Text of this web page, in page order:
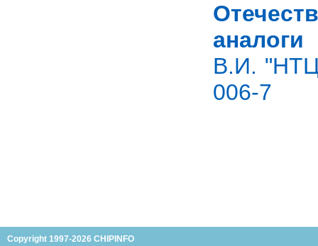
аналоги
В.И. "НТЦ
006-7
Copyright 1997-2026 CHIPINFO